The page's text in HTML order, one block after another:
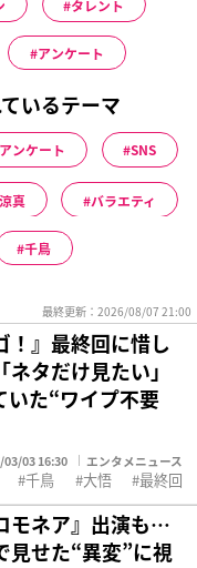
タレント
アンケート
いるテーマ
アンケート SNS
真 バラエティ
千鳥
最終更新：2026/08/07 21:00
！』最終回に惜し
タだけ見たい」
いた“ワイプ不要
03/03 16:30 エンタメニュース
千鳥 大悟 最終回
モネア』出演も…
見せた“異変”に視